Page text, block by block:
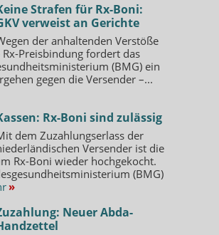
Strafen für Rx-Boni:
verweist an Gerichte
der anhaltenden Verstöße
Rx-Preisbindung fordert das
(BMG) ein
gegen die Versender –...
Rx-Boni sind zulässig
dem Zuzahlungserlass der
Versender ist die
Rx-Boni wieder hochgekocht.
(BMG)
»
Neuer Abda-